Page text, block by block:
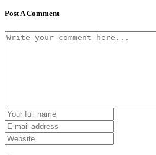
Post A Comment